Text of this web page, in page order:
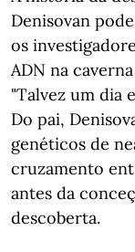
Denisovan
os
ADN na
"Talvez um dia
Do pai,
genéticos de
cruzamento
antes da
descoberta.